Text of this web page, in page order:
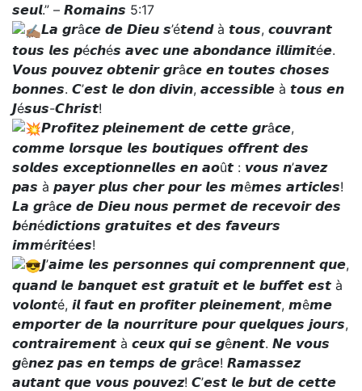
𝙨𝙚𝙪𝙡.” – 𝙍𝙤𝙢𝙖𝙞𝙣𝙨 5:17
𝙇𝙖 𝙜𝙧â𝙘𝙚 𝙙𝙚 𝘿𝙞𝙚𝙪 𝙨’é𝙩𝙚𝙣𝙙 à 𝙩𝙤𝙪𝙨, 𝙘𝙤𝙪𝙫𝙧𝙖𝙣𝙩
𝙩𝙤𝙪𝙨 𝙡𝙚𝙨 𝙥é𝙘𝙝é𝙨 𝙖𝙫𝙚𝙘 𝙪𝙣𝙚 𝙖𝙗𝙤𝙣𝙙𝙖𝙣𝙘𝙚 𝙞𝙡𝙡𝙞𝙢𝙞𝙩é𝙚.
𝙑𝙤𝙪𝙨 𝙥𝙤𝙪𝙫𝙚𝙯 𝙤𝙗𝙩𝙚𝙣𝙞𝙧 𝙜𝙧â𝙘𝙚 𝙚𝙣 𝙩𝙤𝙪𝙩𝙚𝙨 𝙘𝙝𝙤𝙨𝙚𝙨
𝙗𝙤𝙣𝙣𝙚𝙨. 𝘾’𝙚𝙨𝙩 𝙡𝙚 𝙙𝙤𝙣 𝙙𝙞𝙫𝙞𝙣, 𝙖𝙘𝙘𝙚𝙨𝙨𝙞𝙗𝙡𝙚 à 𝙩𝙤𝙪𝙨 𝙚𝙣
𝙅é𝙨𝙪𝙨-𝘾𝙝𝙧𝙞𝙨𝙩!
𝙋𝙧𝙤𝙛𝙞𝙩𝙚𝙯 𝙥𝙡𝙚𝙞𝙣𝙚𝙢𝙚𝙣𝙩 𝙙𝙚 𝙘𝙚𝙩𝙩𝙚 𝙜𝙧â𝙘𝙚,
𝙘𝙤𝙢𝙢𝙚 𝙡𝙤𝙧𝙨𝙦𝙪𝙚 𝙡𝙚𝙨 𝙗𝙤𝙪𝙩𝙞𝙦𝙪𝙚𝙨 𝙤𝙛𝙛𝙧𝙚𝙣𝙩 𝙙𝙚𝙨
𝙨𝙤𝙡𝙙𝙚𝙨 𝙚𝙭𝙘𝙚𝙥𝙩𝙞𝙤𝙣𝙣𝙚𝙡𝙡𝙚𝙨 𝙚𝙣 𝙖𝙤û𝙩 : 𝙫𝙤𝙪𝙨 𝙣’𝙖𝙫𝙚𝙯
𝙥𝙖𝙨 à 𝙥𝙖𝙮𝙚𝙧 𝙥𝙡𝙪𝙨 𝙘𝙝𝙚𝙧 𝙥𝙤𝙪𝙧 𝙡𝙚𝙨 𝙢ê𝙢𝙚𝙨 𝙖𝙧𝙩𝙞𝙘𝙡𝙚𝙨!
𝙇𝙖 𝙜𝙧â𝙘𝙚 𝙙𝙚 𝘿𝙞𝙚𝙪 𝙣𝙤𝙪𝙨 𝙥𝙚𝙧𝙢𝙚𝙩 𝙙𝙚 𝙧𝙚𝙘𝙚𝙫𝙤𝙞𝙧 𝙙𝙚𝙨
𝙗é𝙣é𝙙𝙞𝙘𝙩𝙞𝙤𝙣𝙨 𝙜𝙧𝙖𝙩𝙪𝙞𝙩𝙚𝙨 𝙚𝙩 𝙙𝙚𝙨 𝙛𝙖𝙫𝙚𝙪𝙧𝙨
𝙞𝙢𝙢é𝙧𝙞𝙩é𝙚𝙨!
𝙅’𝙖𝙞𝙢𝙚 𝙡𝙚𝙨 𝙥𝙚𝙧𝙨𝙤𝙣𝙣𝙚𝙨 𝙦𝙪𝙞 𝙘𝙤𝙢𝙥𝙧𝙚𝙣𝙣𝙚𝙣𝙩 𝙦𝙪𝙚,
𝙦𝙪𝙖𝙣𝙙 𝙡𝙚 𝙗𝙖𝙣𝙦𝙪𝙚𝙩 𝙚𝙨𝙩 𝙜𝙧𝙖𝙩𝙪𝙞𝙩 𝙚𝙩 𝙡𝙚 𝙗𝙪𝙛𝙛𝙚𝙩 𝙚𝙨𝙩 à
𝙫𝙤𝙡𝙤𝙣𝙩é, 𝙞𝙡 𝙛𝙖𝙪𝙩 𝙚𝙣 𝙥𝙧𝙤𝙛𝙞𝙩𝙚𝙧 𝙥𝙡𝙚𝙞𝙣𝙚𝙢𝙚𝙣𝙩, 𝙢ê𝙢𝙚
𝙚𝙢𝙥𝙤𝙧𝙩𝙚𝙧 𝙙𝙚 𝙡𝙖 𝙣𝙤𝙪𝙧𝙧𝙞𝙩𝙪𝙧𝙚 𝙥𝙤𝙪𝙧 𝙦𝙪𝙚𝙡𝙦𝙪𝙚𝙨 𝙟𝙤𝙪𝙧𝙨,
𝙘𝙤𝙣𝙩𝙧𝙖𝙞𝙧𝙚𝙢𝙚𝙣𝙩 à 𝙘𝙚𝙪𝙭 𝙦𝙪𝙞 𝙨𝙚 𝙜ê𝙣𝙚𝙣𝙩. 𝙉𝙚 𝙫𝙤𝙪𝙨
𝙜ê𝙣𝙚𝙯 𝙥𝙖𝙨 𝙚𝙣 𝙩𝙚𝙢𝙥𝙨 𝙙𝙚 𝙜𝙧â𝙘𝙚! 𝙍𝙖𝙢𝙖𝙨𝙨𝙚𝙯
𝙖𝙪𝙩𝙖𝙣𝙩 𝙦𝙪𝙚 𝙫𝙤𝙪𝙨 𝙥𝙤𝙪𝙫𝙚𝙯! 𝘾’𝙚𝙨𝙩 𝙡𝙚 𝙗𝙪𝙩 𝙙𝙚 𝙘𝙚𝙩𝙩𝙚